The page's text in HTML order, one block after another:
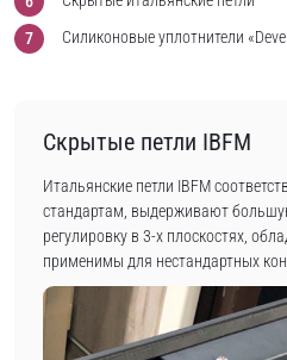
Силиконовые уплотнители
Скрытые петли IBFM
Итальянские петли IBFM
стандартам, выдерживают
регулировку в 3-х плоскостях,
применимы для нестандартных